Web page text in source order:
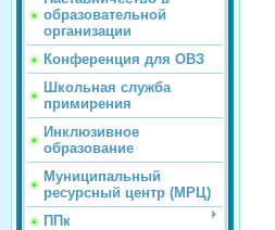
образовательной
организации
Конференция для ОВЗ
Школьная служба
примирения
Инклюзивное
образование
Муниципальный
ресурсный центр (МРЦ)
ППк